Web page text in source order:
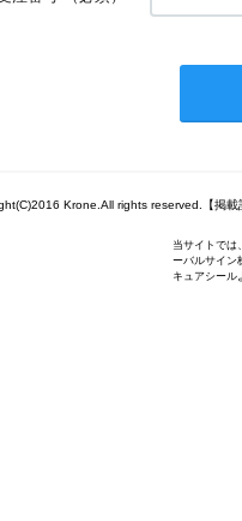
Krone.All rights reserved.【掲載
当サイトでは
ーバルサイン
キュアシール